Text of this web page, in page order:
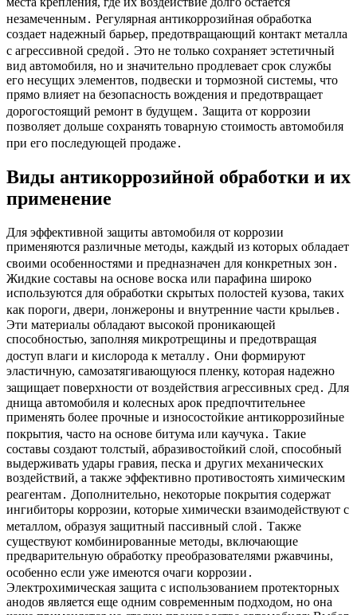
незамеченным․ Регулярная антикоррозийная обработка
создает надежный барьер, предотвращающий контакт металла
с агрессивной средой․ Это не только сохраняет эстетичный
вид автомобиля, но и значительно продлевает срок службы
его несущих элементов, подвески и тормозной системы, что
прямо влияет на безопасность вождения и предотвращает
дорогостоящий ремонт в будущем․ Защита от коррозии
позволяет дольше сохранять товарную стоимость автомобиля
при его последующей продаже․
Виды антикоррозийной обработки и их
применение
Для эффективной защиты автомобиля от коррозии
применяются различные методы, каждый из которых обладает
своими особенностями и предназначен для конкретных зон․
Жидкие составы на основе воска или парафина широко
используются для обработки скрытых полостей кузова, таких
как пороги, двери, лонжероны и внутренние части крыльев․
Эти материалы обладают высокой проникающей
способностью, заполняя микротрещины и предотвращая
доступ влаги и кислорода к металлу․ Они формируют
эластичную, самозатягивающуюся пленку, которая надежно
защищает поверхности от воздействия агрессивных сред․ Для
днища автомобиля и колесных арок предпочтительнее
применять более прочные и износостойкие антикоррозийные
покрытия, часто на основе битума или каучука․ Такие
составы создают толстый, абразивостойкий слой, способный
выдерживать удары гравия, песка и других механических
воздействий, а также эффективно противостоять химическим
реагентам․ Дополнительно, некоторые покрытия содержат
ингибиторы коррозии, которые химически взаимодействуют с
металлом, образуя защитный пассивный слой․ Также
существуют комбинированные методы, включающие
предварительную обработку преобразователями ржавчины,
особенно если уже имеются очаги коррозии․
Электрохимическая защита с использованием протекторных
анодов является еще одним современным подходом, но она